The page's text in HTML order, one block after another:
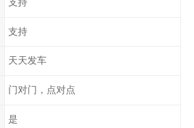
支持
天天发车
门对门，点对点
是